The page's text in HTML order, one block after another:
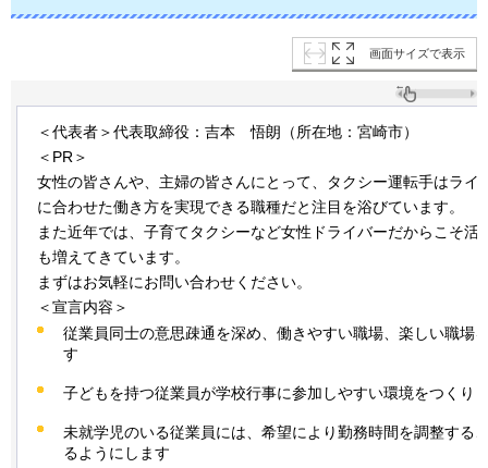
画面サイズで表示
＜代表者＞代表取締役：吉本 悟朗 （所在地：宮崎市）
＜PR＞
女性の皆さんや、主婦の皆さんにとって、タクシー運転手はライ
に合わせた働き方を実現できる職種だと注目を浴びています。
また近年では、子育てタクシーなど女性ドライバーだからこそ活
も増えてきています。
まずはお気軽にお問い合わせください。
＜宣言内容＞
従業員同士の意思疎通を深め、働きやすい職場、楽しい職場
す
子どもを持つ従業員が学校行事に参加しやすい環境をつくり
未就学児のいる従業員には、希望により勤務時間を調整する
るようにします